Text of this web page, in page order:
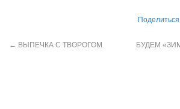
Поделиться
← ВЫПЕЧКА С ТВОРОГОМ
БУДЕМ